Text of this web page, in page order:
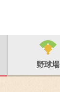
野球場